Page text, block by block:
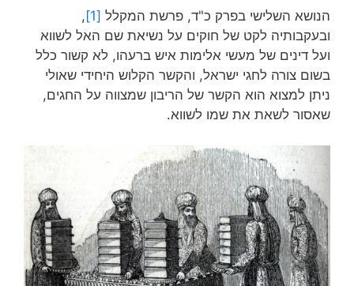
הנושא השלישי בפרק כ"ד, פרשת המקלל [1]
,
ובעקבותיה לקט של חוקים על נשיאת שם האל לשווא
ועל דינים של מעשי אלימות איש ברעהו, לא קשור כלל
בשום צורה לחגי ישראל, והקשר הקלוש היחידי שאולי
ניתן למצוא הוא הקשר של הריבון שמצווה על החגים,
שאסור לשאת את שמו לשווא.